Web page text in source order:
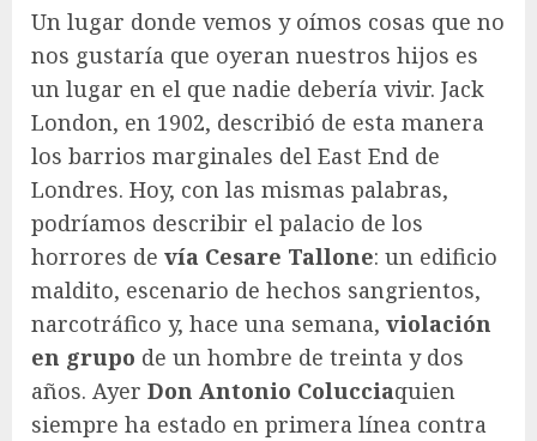
Un lugar donde vemos y oímos cosas que no
nos gustaría que oyeran nuestros hijos es
un lugar en el que nadie debería vivir. Jack
London, en 1902, describió de esta manera
los barrios marginales del East End de
Londres. Hoy, con las mismas palabras,
podríamos describir el palacio de los
horrores de vía Cesare Tallone: un edificio
maldito, escenario de hechos sangrientos,
narcotráfico y, hace una semana, violación
en grupo de un hombre de treinta y dos
años. Ayer Don Antonio Colucciaquien
siempre ha estado en primera línea contra